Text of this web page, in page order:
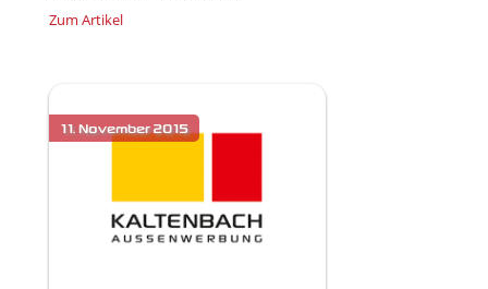
Zum Artikel